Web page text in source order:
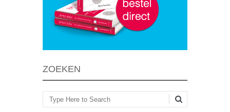
ZOEKEN
Zoeken